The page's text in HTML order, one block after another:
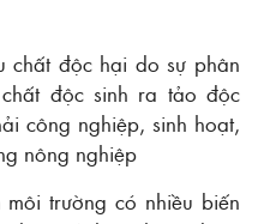
chất độc hại do sự phân
độc sinh ra tảo độc
công nghiệp, sinh hoạt,
nông nghiệp
trường có nhiều biến